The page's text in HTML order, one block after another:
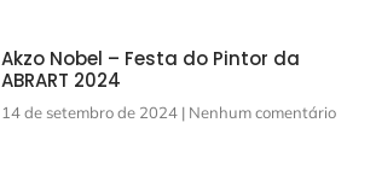
Akzo Nobel – Festa do Pintor da
ABRART 2024
14 de setembro de 2024 Nenhum comentário